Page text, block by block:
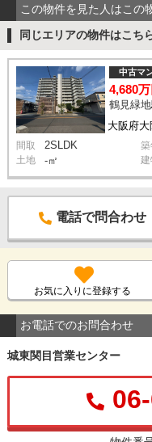
この物件を見た人はこの
同じエリアの物件はこち
大阪府
中古マ
4,680万
間取 2SLDK
土地 -㎡ 建
電話で問合わせ
お気に入りに登録する
お電話でのお問合わせ
城東関目営業センター